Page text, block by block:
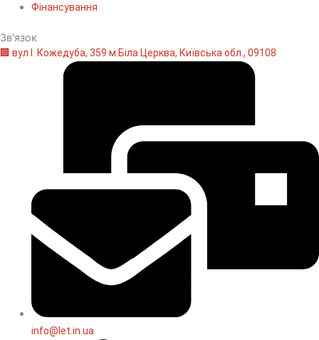
Фінансування
Зв'язок
🏢 вул І. Кожедуба, 359 м.Біла Церква, Київська обл., 09108
info@let.in.ua